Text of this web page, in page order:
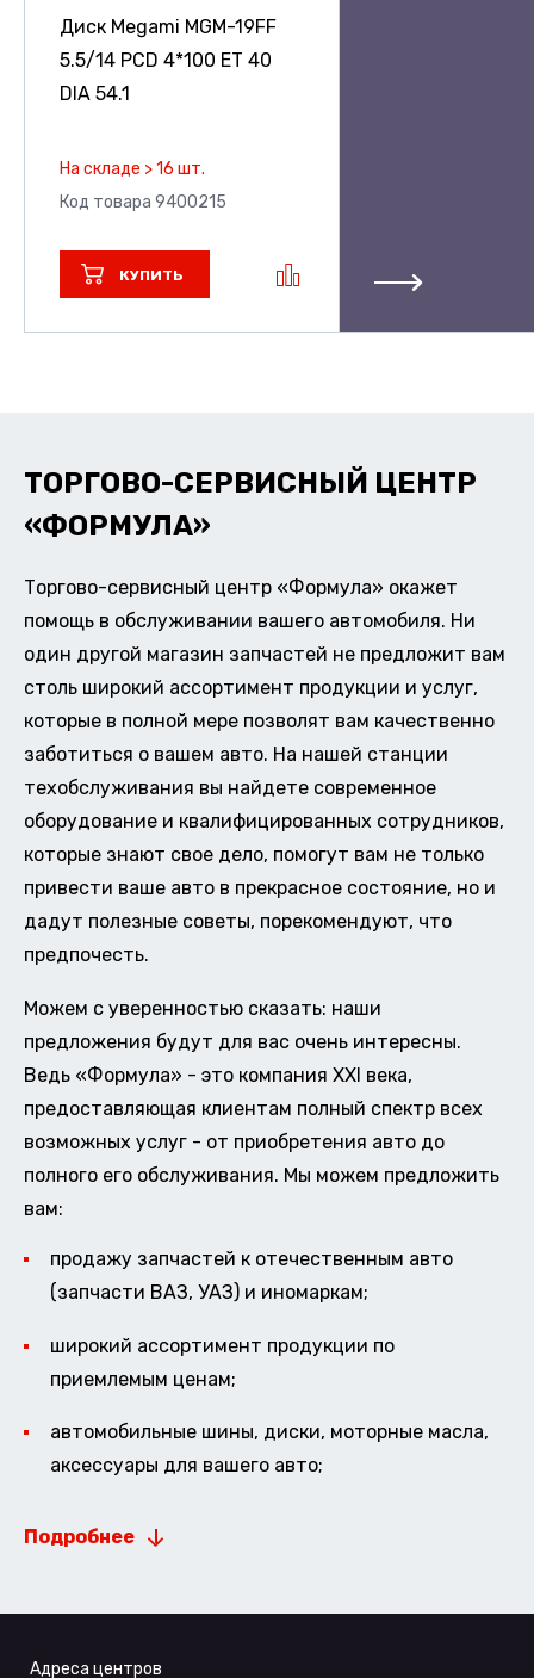
Диск Megami MGM-19FF
5.5/14 PCD 4*100 ET 40
DIA 54.1
На складе > 16 шт.
Код товара 9400215
КУПИТЬ
ТОРГОВО-СЕРВИСНЫЙ ЦЕНТР
«ФОРМУЛА»
Торгово-сервисный центр «Формула» окажет
помощь в обслуживании вашего автомобиля. Ни
один другой магазин запчастей не предложит вам
столь широкий ассортимент продукции и услуг,
которые в полной мере позволят вам качественно
заботиться о вашем авто. На нашей станции
техобслуживания вы найдете современное
оборудование и квалифицированных сотрудников,
которые знают свое дело, помогут вам не только
привести ваше авто в прекрасное состояние, но и
дадут полезные советы, порекомендуют, что
предпочесть.
Можем с уверенностью сказать: наши
предложения будут для вас очень интересны.
Ведь «Формула» - это компания XXI века,
предоставляющая клиентам полный спектр всех
возможных услуг - от приобретения авто до
полного его обслуживания. Мы можем предложить
вам:
продажу запчастей к отечественным авто
(запчасти ВАЗ, УАЗ) и иномаркам;
широкий ассортимент продукции по
приемлемым ценам;
автомобильные шины, диски, моторные масла,
аксессуары для вашего авто;
Подробнее
Адреса центров